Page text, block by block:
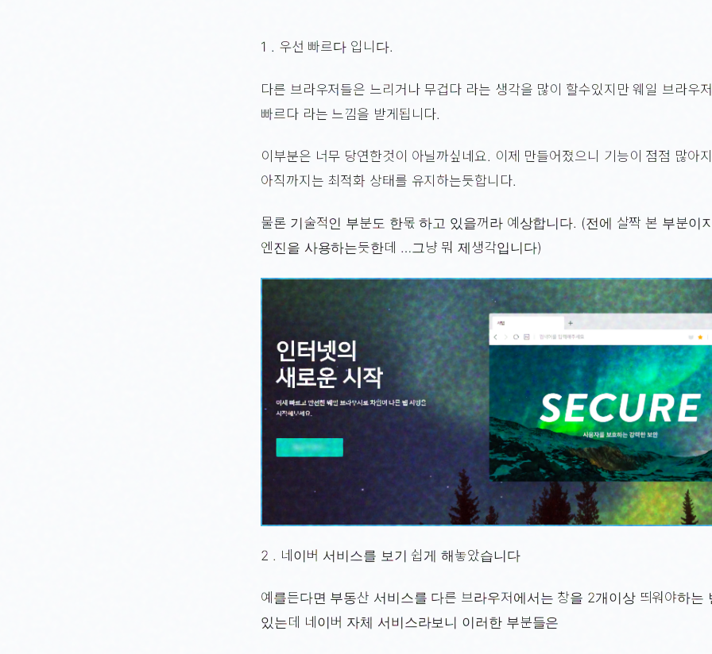
1 . 우선 빠르다 입니다.
다른 브라우저들은 느리거나 무겁다 라는 생각을 많이 할수있지만 웨일 브라우
빠르다 라는 느낌을 받게됩니다.
이부분은 너무 당연한것이 아닐까싶네요. 이제 만들어졌으니 기능이 점점 많아
아직까지는 최적화 상태를 유지하는듯합니다.
물론 기술적인 부분도 한몫 하고 있을꺼라 예상합니다. (전에 살짝 본 부분이
엔진을 사용하는듯한데 …그냥 뭐 제생각입니다)
2 . 네이버 서비스를 보기 쉽게 해놓았습니다
예를든다면 부동산 서비스를 다른 브라우저에서는 창을 2개이상 띄워야하는
있는데 네이버 자체 서비스라보니 이러한 부분들은